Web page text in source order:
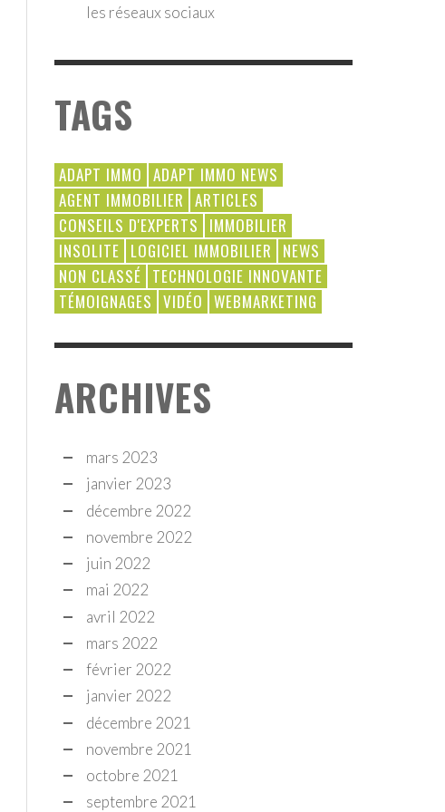
les réseaux sociaux
TAGS
ADAPT IMMO ADAPT IMMO NEWS
AGENT IMMOBILIER ARTICLES
CONSEILS D'EXPERTS IMMOBILIER
INSOLITE LOGICIEL IMMOBILIER NEWS
NON CLASSÉ TECHNOLOGIE INNOVANTE
TÉMOIGNAGES VIDÉO WEBMARKETING
ARCHIVES
mars 2023
janvier 2023
décembre 2022
novembre 2022
juin 2022
mai 2022
avril 2022
mars 2022
février 2022
janvier 2022
décembre 2021
novembre 2021
octobre 2021
septembre 2021